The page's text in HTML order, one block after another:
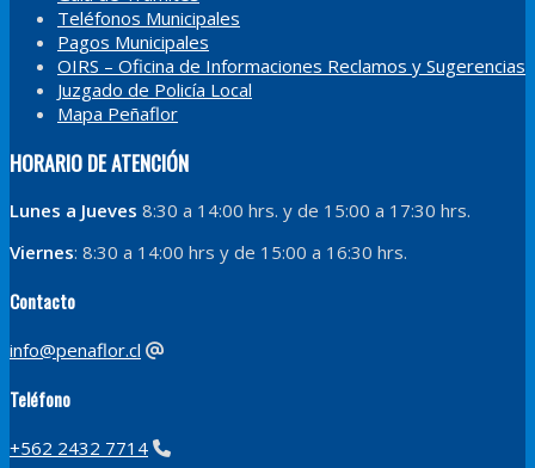
Teléfonos Municipales
Pagos Municipales
OIRS – Oficina de Informaciones Reclamos y Sugerencias
Juzgado de Policía Local
Mapa Peñaflor
HORARIO DE ATENCIÓN
Lunes a Jueves 8:30 a 14:00 hrs. y de 15:00 a 17:30 hrs.
Viernes: 8:30 a 14:00 hrs y de 15:00 a 16:30 hrs.
Contacto
info@penaflor.cl
Teléfono
+562 2432 7714